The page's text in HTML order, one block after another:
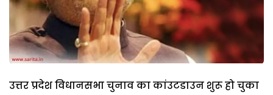
उत्तर प्रदेश विधानसभा चुनाव का कांउटडाउन शुरू हो चुका